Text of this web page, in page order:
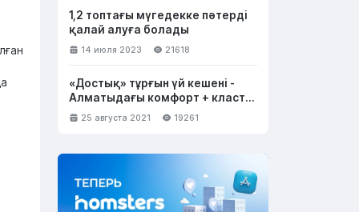
1,2 топтағы мүгедекке пәтерді
қалай алуға болады
14 июля 2023 21618
«Достық» тұрғын үй кешені -
Алматыдағы комфорт + класты
тұрғын үйдің жаңа өкілі
25 августа 2021 19261